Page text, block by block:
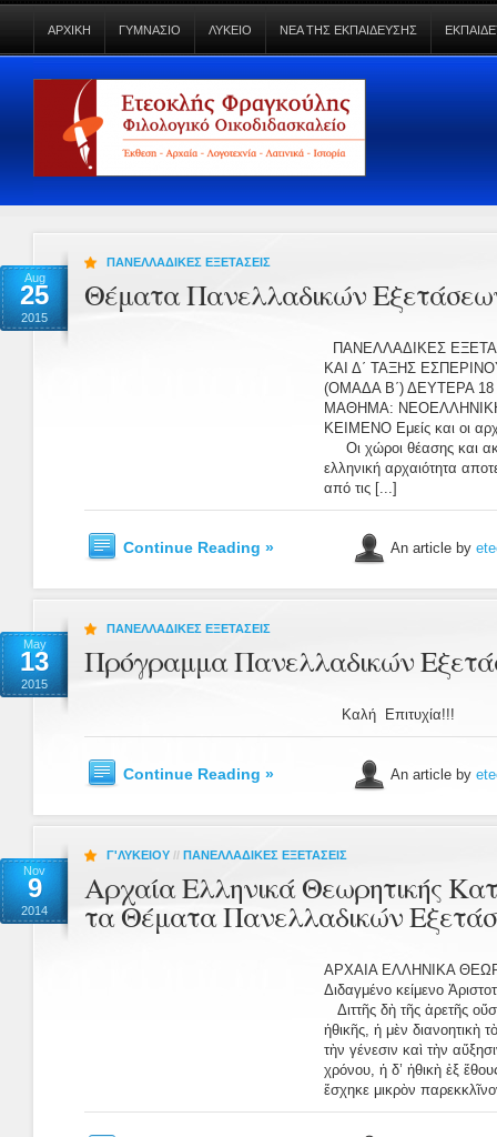
ΑΡΧΙΚΗ ΓΥΜΝΑΣΙΟ ΛΥΚΕΙΟ ΝΕΑ ΤΗΣ ΕΚΠΑΙΔΕΥΣΗΣ
Aug
25
2015
ΠΑΝΕΛΛΑΔΙΚΕΣ ΕΞΕΤΑΣΕΙΣ
Θέματα Πανελλαδικών
ΠΑΝΕΛΛΑΔΙΚΕΣ
ΚΑΙ Δ΄ ΤΑΞΗΣ
(ΟΜΑΔΑ Β΄) ΔΕΥΤΕΡΑ
ΜΑΘΗΜΑ:
ΚΕΙΜΕΝΟ Εμείς και οι
Οι χώροι θέασης και
ελληνική αρχαιότητα
από τις [...]
Continue Reading » An article by
May
13
2015
ΠΑΝΕΛΛΑΔΙΚΕΣ ΕΞΕΤΑΣΕΙΣ
Πρόγραμμα Πανελλαδικών
Καλή Επιτυχία!!!
Continue Reading » An article by
Nov
9
2014
Γ'ΛΥΚΕΙΟΥ // ΠΑΝΕΛΛΑΔΙΚΕΣ ΕΞΕΤΑΣΕΙΣ
Αρχαία Ελληνικά Θεωρητικής
τα Θέματα Πανελλαδικών
ΑΡΧΑΙΑ ΕΛΛΗΝΙΚΑ
Διδαγμένο κείμενο
Διττῆς δὴ τῆς ἀρετῆς
ἠθικῆς, ἡ μὲν διανοητικὴ
τὴν γένεσιν καὶ τὴν
χρόνου, ἡ δ’ ἠθικὴ ἐξ
ἔσχηκε μικρὸν